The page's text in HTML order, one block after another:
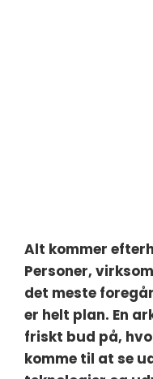
Alt kommer
Personer,
det meste
er helt plan. En
friskt bud på,
komme til at se